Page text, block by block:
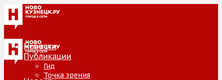
Новости
Публикации
Гид
Точка зрения